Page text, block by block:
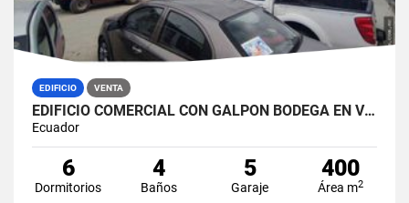
EDIFICIO VENTA
EDIFICIO COMERCIAL CON GALPÓN BODEGA EN VENTA ZONA MÉDICA DURÁN NORTE
Ecuador
6
Dormitorios
4
Baños
5
Garaje
400
Área m2